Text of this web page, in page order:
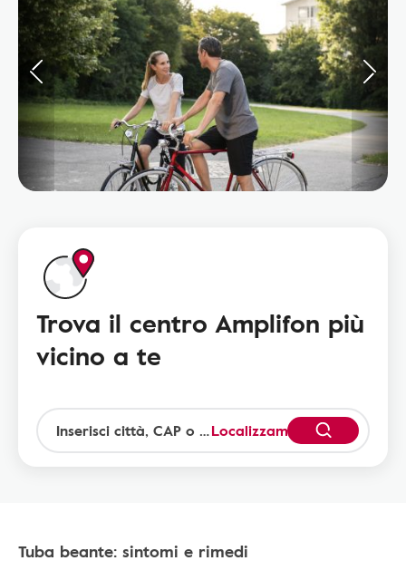
Trova il centro Amplifon più
vicino a te
Localizzami
Tuba beante: sintomi e rimedi